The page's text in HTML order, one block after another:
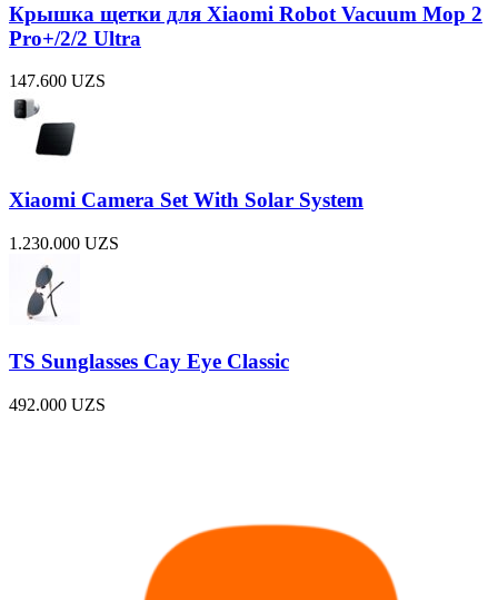
Крышка щетки для Xiaomi Robot Vacuum Mop 2
Pro+/2/2 Ultra
147.600 UZS
Xiaomi Camera Set With Solar System
1.230.000 UZS
TS Sunglasses Cay Eye Classic
492.000 UZS